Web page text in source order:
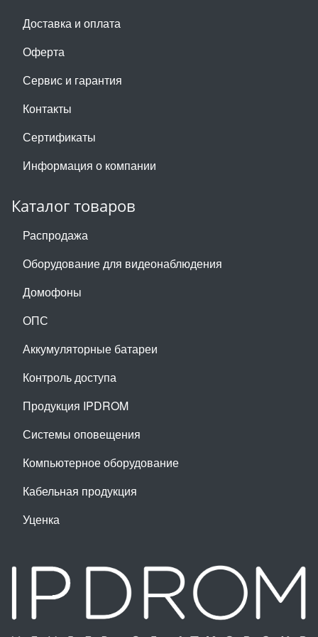
Доставка и оплата
Оферта
Сервис и гарантия
Контакты
Сертификаты
Информация о компании
Каталог товаров
Распродажа
Оборудование для видеонаблюдения
Домофоны
ОПС
Аккумуляторные батареи
Контроль доступа
Продукция IPDROM
Системы оповещения
Компьютерное оборудование
Кабельная продукция
Уценка